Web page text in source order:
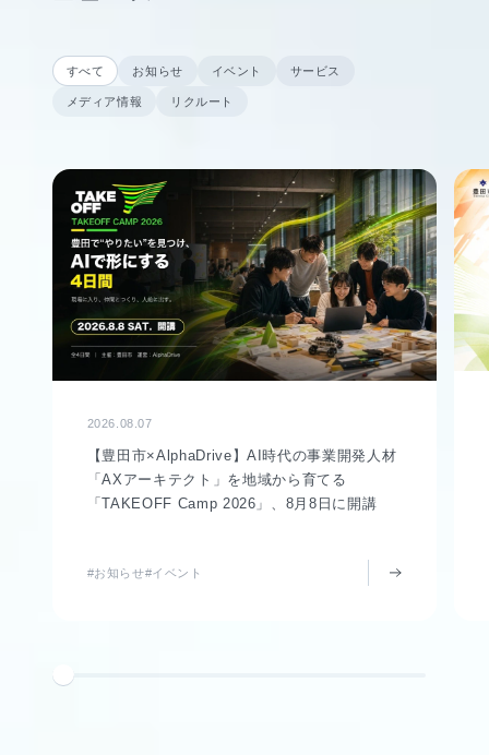
すべて お知らせ イベント サービス
メディア情報 リクルート
2026.08.07
【豊田市×AlphaDrive】AI時代の事業開発人材
「AXアーキテクト」を地域から育てる
「TAKEOFF Camp 2026」、8月8日に開講
#お知らせ#イベント